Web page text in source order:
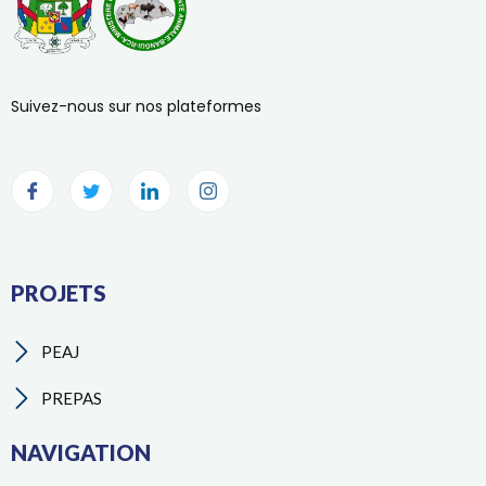
Suivez-nous sur nos plateformes
PROJETS
PEAJ
PREPAS
NAVIGATION